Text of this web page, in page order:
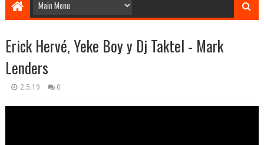
Erick Hervé, Yeke Boy y Dj Taktel - Mark
Lenders
2.5.19 0